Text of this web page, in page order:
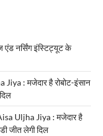
एंड नर्सिंग इंस्टिट्यूट के
: मजेदार है रोबोट-इंसान
Uljha Jiya : मजेदार है
जीत लेगी दिल